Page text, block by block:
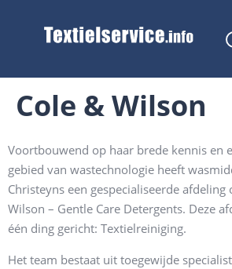
Cole & Wilson
Voortbouwend op haar brede kennis en
gebied van wastechnologie heeft
Christeyns een gespecialiseerde
Wilson – Gentle Care Detergents. Deze
één ding gericht: Textielreiniging.
Het team bestaat uit toegewijde